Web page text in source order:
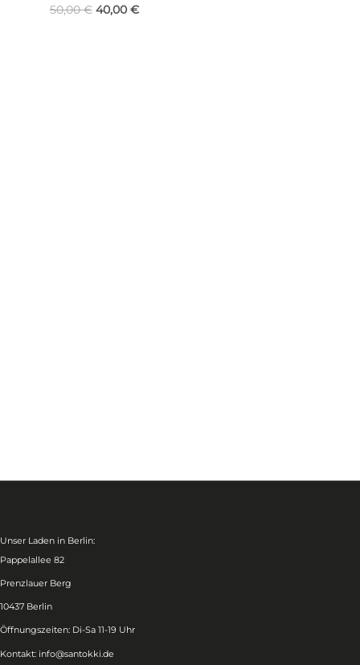
50,00€ Ursprünglicher
40,00 €Aktueller
Unser Laden in Berlin:
Pappelallee 82
Prenzlauer Berg
10437 Berlin
Öffnungszeiten: Di-Sa 11-19 Uhr
Kontakt: info@santokki.de